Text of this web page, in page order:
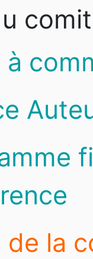
à
de la